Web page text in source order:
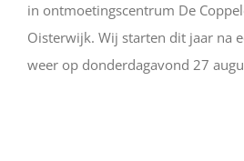
in ontmoetingscentrum De
Oisterwijk. Wij starten dit jaar na
weer op donderdagavond 27